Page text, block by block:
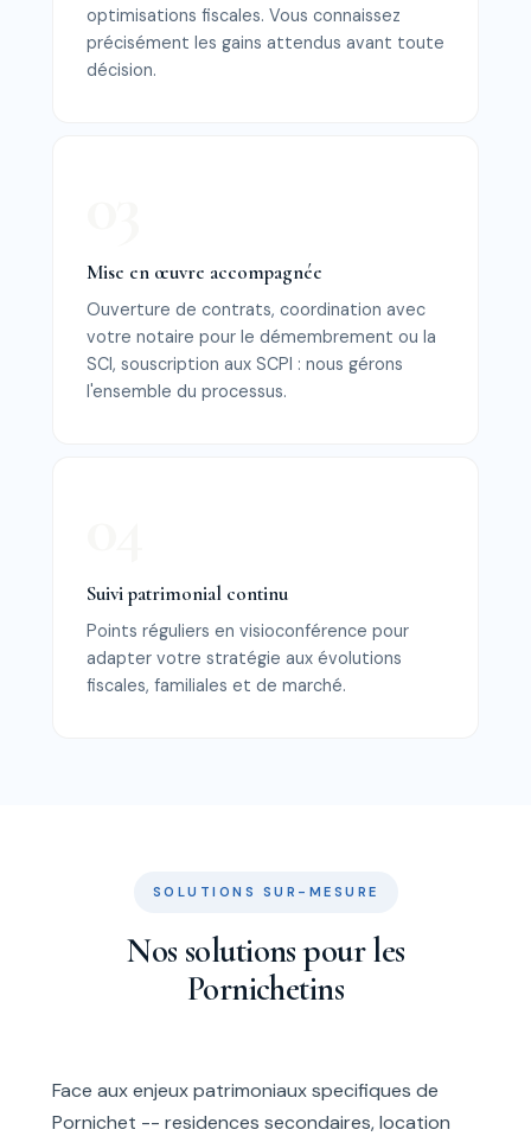
optimisations fiscales. Vous connaissez
précisément les gains attendus avant toute
décision.
Mise en œuvre accompagnée
Ouverture de contrats, coordination avec
votre notaire pour le démembrement ou la
SCI, souscription aux SCPI : nous gérons
l'ensemble du processus.
Suivi patrimonial continu
Points réguliers en visioconférence pour
adapter votre stratégie aux évolutions
fiscales, familiales et de marché.
SOLUTIONS SUR-MESURE
Nos solutions pour les
Pornichetins
Face aux enjeux patrimoniaux specifiques de
Pornichet -- residences secondaires, location